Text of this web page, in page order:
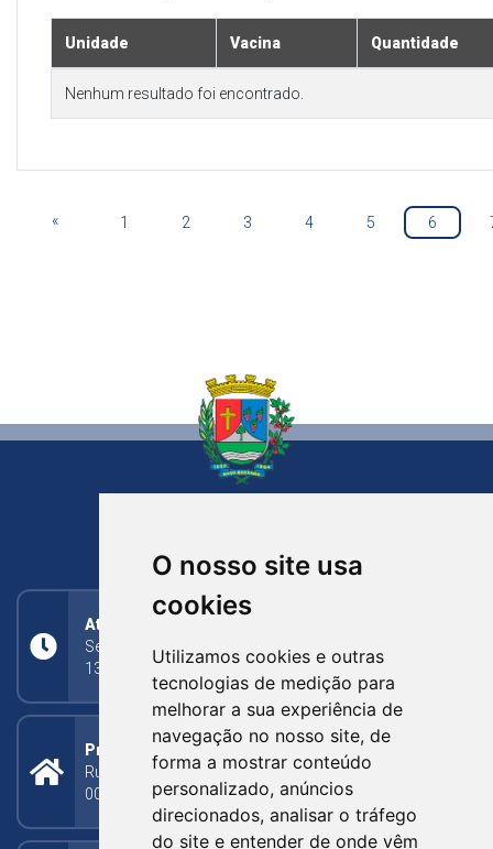
O nosso site usa
cookies
Utilizamos cookies e outras
tecnologias de medição para
melhorar a sua experiência de
navegação no nosso site, de
forma a mostrar conteúdo
personalizado, anúncios
direcionados, analisar o tráfego
do site e entender de onde vêm
Unidade Vacina Quantidade
Nenhum resultado foi encontrado.
« 1 2 3 4 5 6
Atendimento
Segunda a Sexta: 8h às 11h30min (manhã);
13h30min às 17h (tarde)
Prefeitura Municipal
Rua Silva Jardim, 505 - Bairro Centro - CEP: 95340-
000